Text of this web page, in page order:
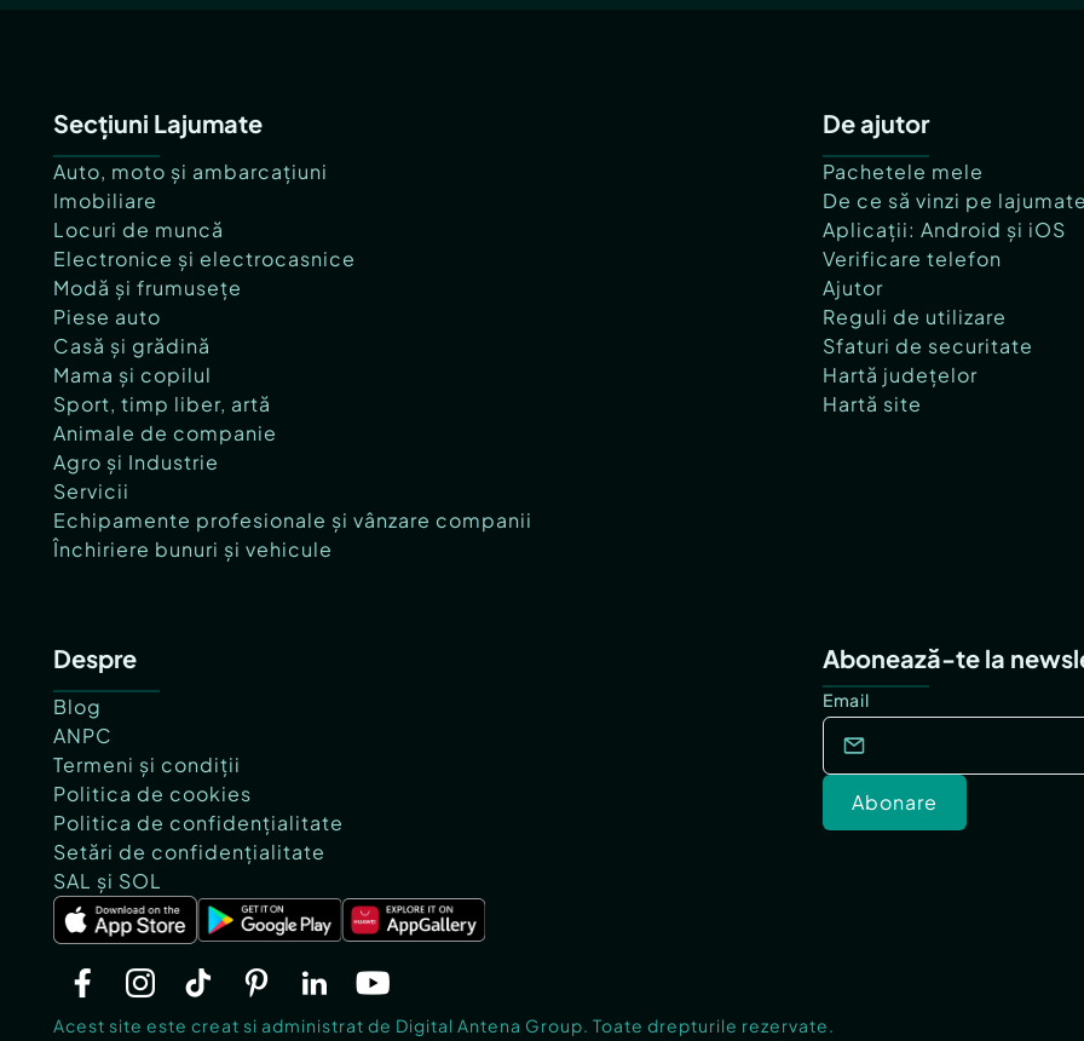
Secțiuni Lajumate
Auto, moto și ambarcațiuni
Imobiliare
Locuri de muncă
Electronice și electrocasnice
Modă și frumusețe
Piese auto
Casă și grădină
Mama și copilul
Sport, timp liber, artă
Animale de companie
Agro și Industrie
Servicii
Echipamente profesionale și vânzare companii
Închiriere bunuri și vehicule
De ajutor
Pachetele mele
De ce să vinzi pe
Aplicații: Android și iOS
Verificare telefon
Ajutor
Reguli de utilizare
Sfaturi de securitate
Hartă județelor
Hartă site
Despre
Blog
ANPC
Termeni și condiții
Politica de cookies
Politica de confidențialitate
Setări de confidențialitate
SAL și SOL
Abonează-te la
Email
Abonare
Acest site este creat si administrat de Digital Antena Group. Toate drepturile rezervate.